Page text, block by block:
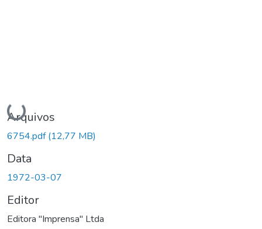
Carregando...
Arquivos
6754.pdf(12,77 MB)
Data
1972-03-07
Editor
Editora "Imprensa" Ltda